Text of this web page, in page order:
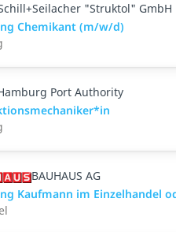
"Struktol" GmbH
Chemikant (m/w/d)
Port Authority
BAUHAUS AG
Kaufmann im Einzelhandel